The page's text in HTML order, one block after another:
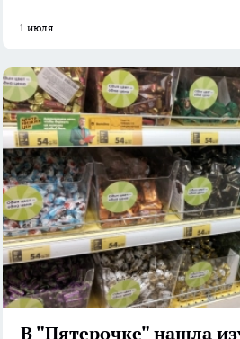
1 июля
В "Пятерочке" нашла